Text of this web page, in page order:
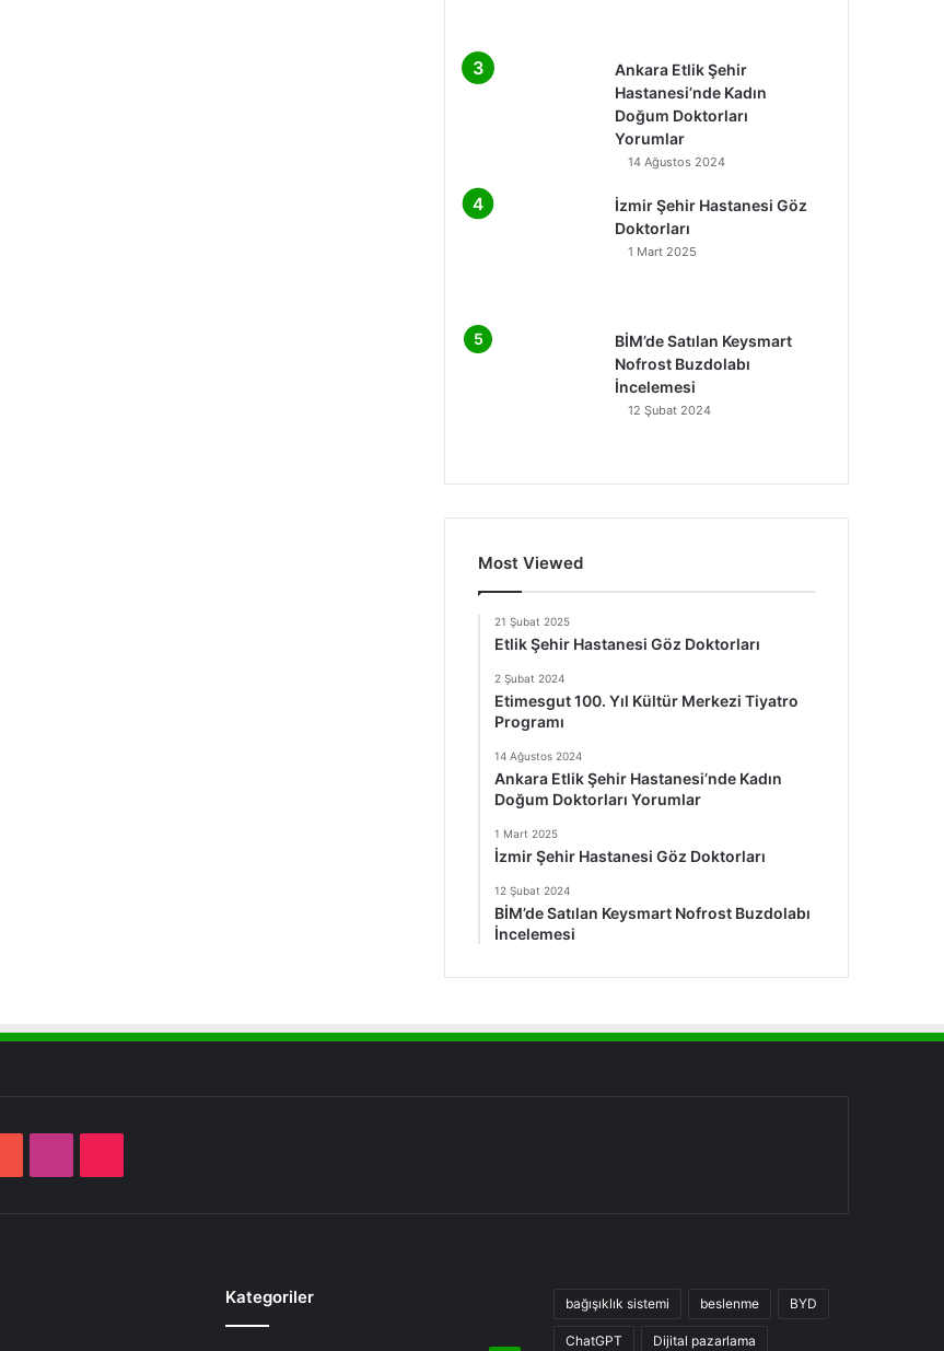
Ankara Etlik Şehir
Hastanesi’nde Kadın
Doğum Doktorları
Yorumlar
14 Ağustos 2024
İzmir Şehir Hastanesi Göz
Doktorları
1 Mart 2025
BİM’de Satılan Keysmart
Nofrost Buzdolabı
İncelemesi
12 Şubat 2024
Most Viewed
21 Şubat 2025
Etlik Şehir Hastanesi Göz Doktorları
2 Şubat 2024
Etimesgut 100. Yıl Kültür Merkezi Tiyatro
Programı
14 Ağustos 2024
Ankara Etlik Şehir Hastanesi’nde Kadın
Doğum Doktorları Yorumlar
1 Mart 2025
İzmir Şehir Hastanesi Göz Doktorları
12 Şubat 2024
BİM’de Satılan Keysmart Nofrost Buzdolabı
İncelemesi
Kategoriler bağışıklık sistemi beslenme BYD
ChatGPT Dijital pazarlama